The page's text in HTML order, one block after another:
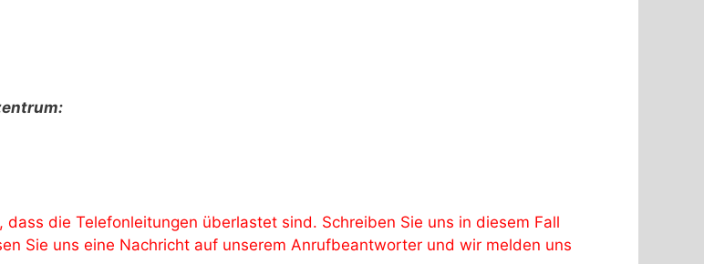
die Telefonleitungen überlastet sind. Schreiben Sie uns in diesem Fall
Sie uns eine Nachricht auf unserem Anrufbeantworter und wir melden uns